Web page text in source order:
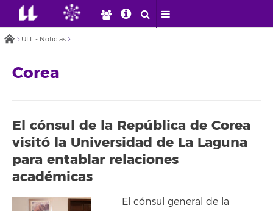
ULL - Noticias
Corea
El cónsul de la República de Corea
visitó la Universidad de La Laguna
para entablar relaciones
académicas
El cónsul general de la